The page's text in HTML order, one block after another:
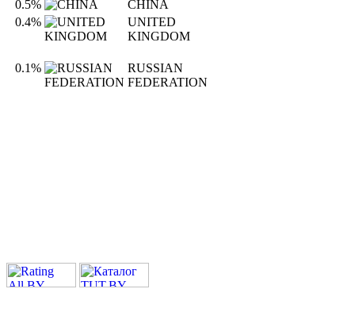
0.5%
CHINA
0.4%
UNITED
KINGDOM
0.1%
RUSSIAN
FEDERATION